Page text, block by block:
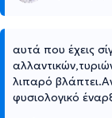
αυτά που έχεις
λιπαρό
φυσιολογικό